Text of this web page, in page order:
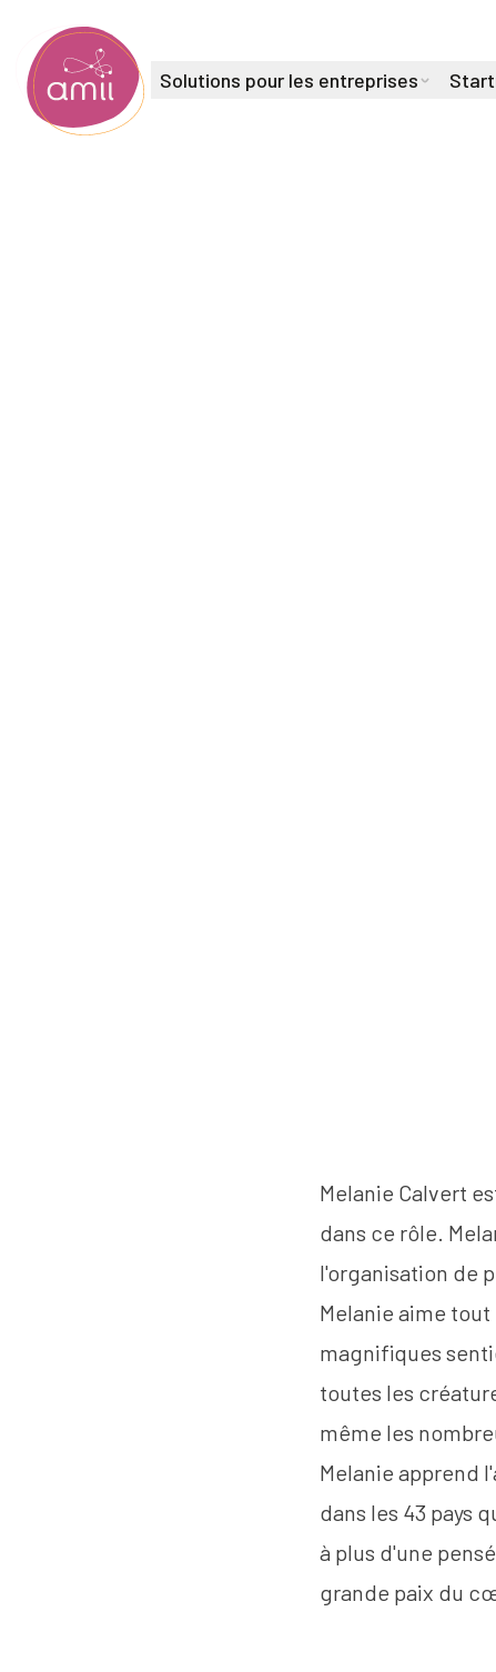
Institut de l'intelligence artificielle de l'Alberta
Solutions pour les entreprises
Melanie Calvert
dans ce rôle.
l'organisation de
Melanie aime
magnifiques
toutes les
même les
Melanie apprend
dans les 43 pays
à plus d'une
grande paix du